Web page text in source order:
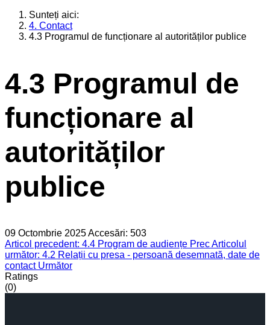
Sunteți aici:
4. Contact
4.3 Programul de funcționare al autorităților publice
4.3 Programul de
funcționare al
autorităților
publice
09 Octombrie 2025Accesări: 503
Articol precedent: 4.4 Program de audiențe PrecArticolul
următor: 4.2 Relații cu presa - persoană desemnată, date de
contact Următor
Ratings
(0)